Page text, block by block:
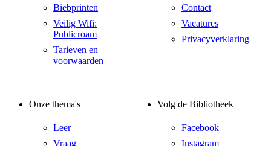
Biebprinten
Veilig Wifi:
Publicroam
Tarieven en
voorwaarden
Contact
Vacatures
Privacyverklaring
Onze thema's
Leer
Vraag
Volg de Bibliotheek
Facebook
Instagram